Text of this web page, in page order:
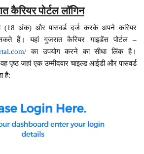
कैरियर पोर्टल लॉगिन
(18 अंक) और पासवर्ड दर्ज करके अपने करियर
हैं। यहां गुजरात कैरियर गाइडेंस पोर्टल –
का उपयोग करने का सीधा लिंक है।
पृष्ठ जहां एक उम्मीदवार चाइल्ड आईडी और पासवर्ड
है: –